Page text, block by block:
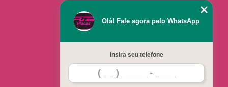
Contato
Olá! Fale agora pelo WhatsApp
Insira seu telefone